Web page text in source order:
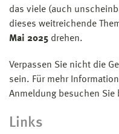
das viele (auch
dieses weitreichende
Mai 2025 drehen.
Verpassen Sie nicht die
sein. Für mehr
Anmeldung besuchen Sie
Links